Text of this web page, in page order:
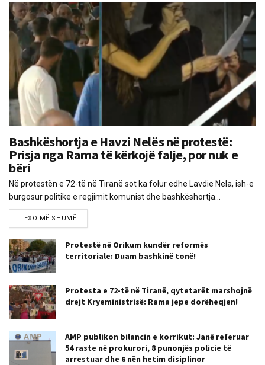
Bashkëshortja e Havzi Nelës në protestë:
Prisja nga Rama të kërkojë falje, por nuk e
bëri
Në protestën e 72-të në Tiranë sot ka folur edhe Lavdie Nela, ish-e
burgosur politike e regjimit komunist dhe bashkëshortja...
LEXO MË SHUMË
Protestë në Orikum kundër reformës
territoriale: Duam bashkinë tonë!
Protesta e 72-të në Tiranë, qytetarët marshojnë
drejt Kryeministrisë: Rama jepe dorëheqjen!
AMP publikon bilancin e korrikut: Janë referuar
54 raste në prokurori, 8 punonjës policie të
arrestuar dhe 6 nën hetim disiplinor